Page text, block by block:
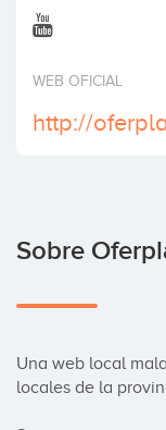
WEB OFICIAL
http://
Sobre
Una web local
locales de la